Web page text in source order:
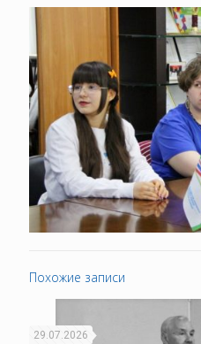
Похожие записи
29.07.2026